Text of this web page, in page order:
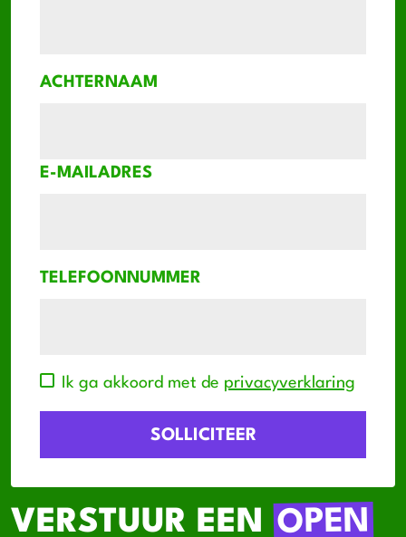
ACHTERNAAM
E-MAILADRES
TELEFOONNUMMER
Ik ga akkoord met de privacyverklaring
VERSTUUR EENOPEN